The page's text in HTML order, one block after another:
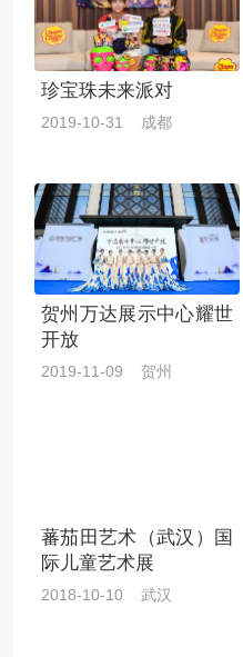
珍宝珠未来派对
2019-10-31 成都
贺州万达展示中心耀世
开放
2019-11-09 贺州
蕃茄田艺术（武汉）国
际儿童艺术展
2018-10-10 武汉